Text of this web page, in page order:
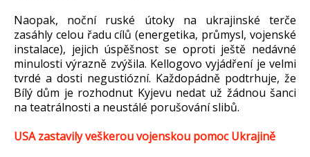
Naopak, noční ruské útoky na ukrajinské terče
zasáhly celou řadu cílů (energetika, průmysl, vojenské
instalace), jejich úspěšnost se oproti ještě nedávné
minulosti výrazně zvýšila. Kellogovo vyjádření je velmi
tvrdé a dosti negustiózní. Každopádně podtrhuje, že
Bílý dům je rozhodnut Kyjevu nedat už žádnou šanci
na teatrálnosti a neustálé porušování slibů.
USA zastavily veškerou vojenskou pomoc Ukrajině